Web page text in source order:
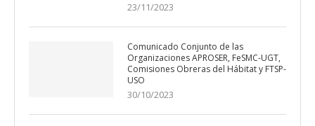
23/11/2023
Comunicado Conjunto de las
Organizaciones APROSER, FeSMC-UGT,
Comisiones Obreras del Hábitat y FTSP-
USO
30/10/2023